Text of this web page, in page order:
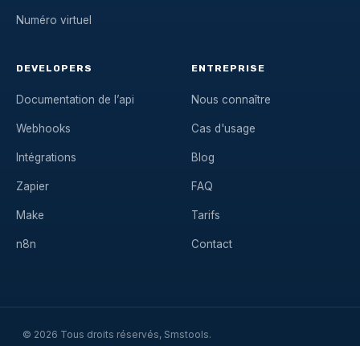
Numéro virtuel
DEVELOPERS
Documentation de l’api
Webhooks
Intégrations
Zapier
Make
n8n
ENTREPRISE
Nous connaître
Cas d'usage
Blog
FAQ
Tarifs
Contact
© 2026 Tous droits réservés, Smstools.